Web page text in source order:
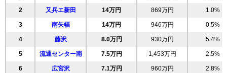
2 又兵エ新田 14万円 869万円 1.0%
3 南矢幅 14万円 946万円 0.5%
4 藤沢 8.0万円 930万円 5.4%
5 流通センター南 7.5万円 1,453万円 2.5%
6 広宮沢 7.1万円 960万円 2.8%